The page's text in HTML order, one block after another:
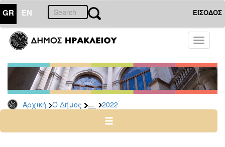
GR EN ΕΙΣΟΔΟΣ
Toggle
Αρχική Ο Δήμος ... 2022
ΔΗΜΟΣ
Δελτία
Τύπου
Αρχείο
2026
2024